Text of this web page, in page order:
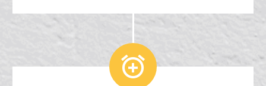

